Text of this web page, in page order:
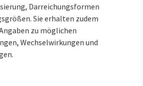
Darreichungsformen
Sie erhalten zudem
zu möglichen
Wechselwirkungen und